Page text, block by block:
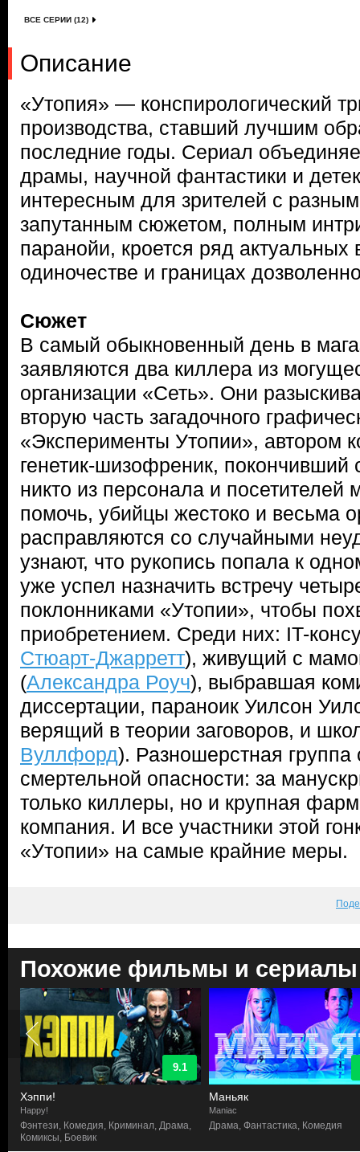
ВСЕ СЕРИИ (12)
Описание
«Утопия» — конспирологический
производства, ставший лучшим
последние годы. Сериал
драмы, научной фантастики и
интересным для зрителей с
запутанным сюжетом, полным
паранойи, кроется ряд актуальных
одиночестве и границах
Сюжет
В самый обыкновенный день в
заявляются два киллера из
организации «Сеть». Они
вторую часть загадочного
«Эксперименты Утопии», автором
генетик-шизофреник, покончивший
никто из персонала и посетителей
помочь, убийцы жестоко и весьма
расправляются со случайными
узнают, что рукопись попала к
уже успел назначить встречу
поклонниками «Утопии», чтобы
приобретением. Среди них: IT-
Стюарт-Джарретт), живущий с
(Александра Роуч), выбравшая
диссертации, параноик Уилсон
верящий в теории заговоров, и
Вуллфорд). Разношерстная группа
смертельной опасности: за
только киллеры, но и крупная
компания. И все участники этой
«Утопии» на самые крайние меры.
Похожие фильмы и сериалы
9.1
Хэппи!
Happy!
Фэнтези, Комедия, Криминал, Драма,
Комиксы, Боевик
Маньяк
Maniac
Драма, Фантастика, Комедия